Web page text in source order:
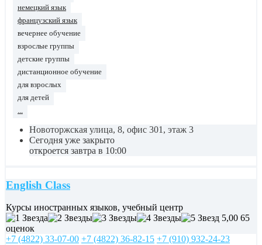
немецкий язык
французский язык
вечернее обучение
взрослые группы
детские группы
дистанционное обучение
для взрослых
для детей
...
Новоторжская улица, 8, офис 301, этаж 3
Сегодня уже закрыто
откроется завтра в 10:00
English Class
Курсы иностранных языков, учебный центр
5,00 65
оценок
+7 (4822) 33-07-00 +7 (4822) 36-82-15 +7 (910) 932-24-23